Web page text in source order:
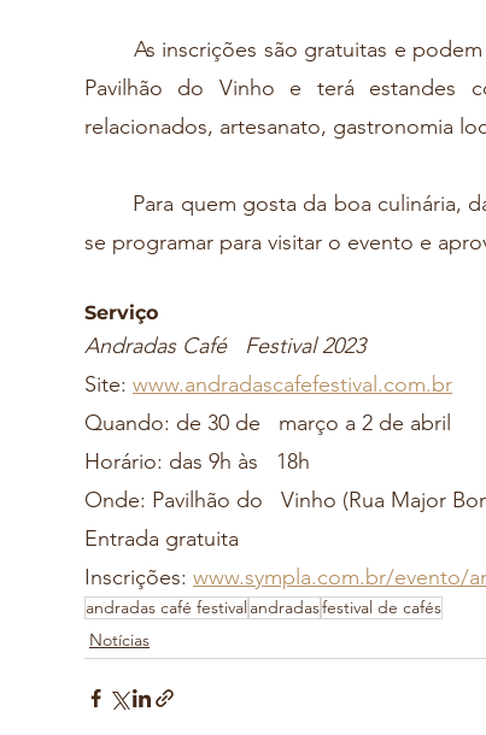
As inscrições são gratuitas e podem
Pavilhão do Vinho e terá estandes
relacionados, artesanato, gastronomia
se programar para visitar o evento e
Serviço
Andradas Café   Festival 2023
Site: www.andradascafefestival.com.br
Quando: de 30 de   março a 2 de abril
Horário: das 9h às   18h
Onde: Pavilhão do   Vinho (Rua Major
Entrada gratuita
Inscrições: www.sympla.com.br/evento/
andradas café festival andradasfestival de cafés
Notícias